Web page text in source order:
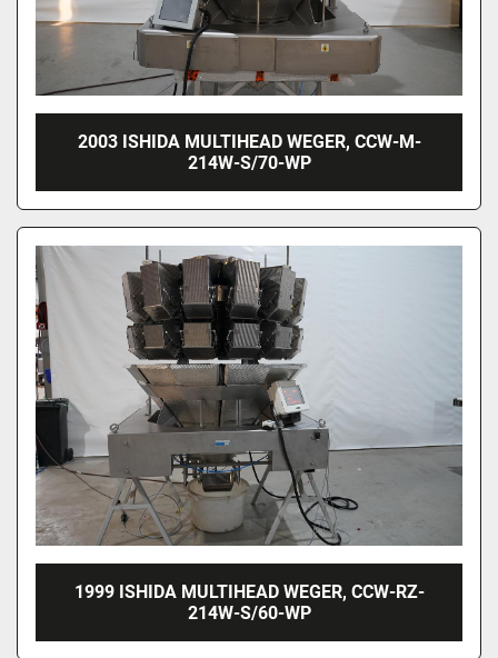
2003 ISHIDA MULTIHEAD WEGER, CCW-M-
214W-S/70-WP
1999 ISHIDA MULTIHEAD WEGER, CCW-RZ-
214W-S/60-WP